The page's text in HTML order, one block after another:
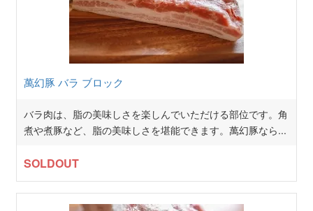
萬幻豚 バラ ブロック
バラ肉は、脂の美味しさを楽しんでいただける部位です。角
煮や煮豚など、脂の美味しさを堪能できます。萬幻豚なら...
SOLDOUT